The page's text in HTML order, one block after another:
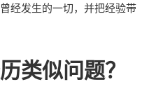
经发生的一切，并把经验带
类似问题？